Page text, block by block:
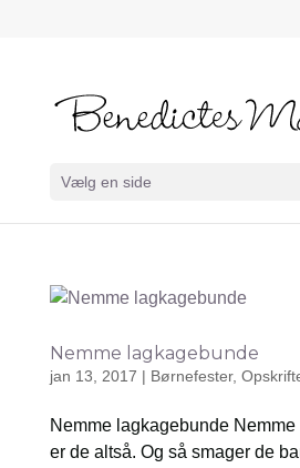
Vælg en side
Nemme lagkagebunde
jan 13, 2017 | Børnefester,
Nemme lagkagebunde
er de altså. Og så smager de